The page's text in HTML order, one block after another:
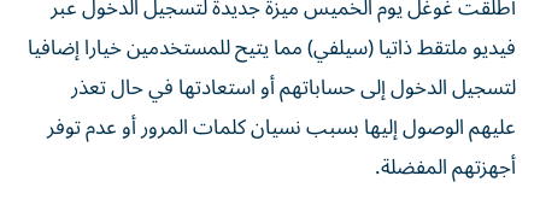
فيديو ملتقط ذاتيا (سيلفي) مما يتيح للمستخدمين خيارا ‌إضافيا
لتسجيل الدخول إلى حساباتهم أو استعادتها في حال ​تعذر
عليهم ⁠الوصول إليها بسبب نسيان كلمات المرور ‌أو عدم توفر
‌أجهزتهم المفضلة.